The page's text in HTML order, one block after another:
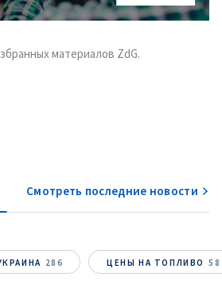
материалов ZdG.
Смотреть последние новости
286 ЦЕНЫ НА ТОПЛИВО 58